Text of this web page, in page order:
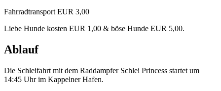
Fahrradtransport EUR 3,00
Liebe Hunde kosten EUR 1,00 & böse Hunde EUR 5,00.
Ablauf
Die Schleifahrt mit dem Raddampfer Schlei Princess startet um
14:45 Uhr im Kappelner Hafen.